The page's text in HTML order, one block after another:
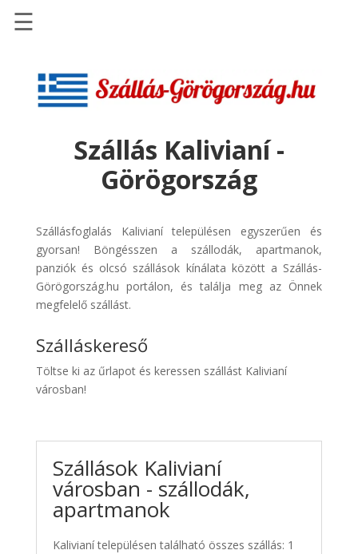
Szállások
Repülőjegy
pénzvisszatérítéssel
Discover
Cars
Transzfer
Kiwi
Taxi
☰
Szállás Kalivianí -
Görögország
Szállásfoglalás Kalivianí településen egyszerűen és
gyorsan! Böngésszen a szállodák, apartmanok,
panziók és olcsó szállások kínálata között a Szállás-
Görögország.hu portálon, és találja meg az Önnek
megfelelő szállást.
Szálláskereső
Töltse ki az űrlapot és keressen szállást Kalivianí
városban!
Szállások Kalivianí
városban - szállodák,
apartmanok
Kalivianí településen található összes szállás: 1